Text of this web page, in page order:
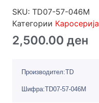
SKU: TD07-57-046М
Категории Каросерија
2,500.00 ден
Производител:TD
Шифра:TD07-57-046М